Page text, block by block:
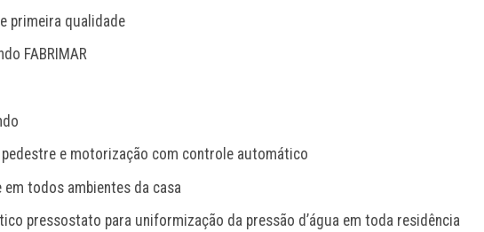
primeira qualidade
FABRIMAR
e motorização com controle automático
todos ambientes da casa
pressostato para uniformização da pressão d’água em toda residência